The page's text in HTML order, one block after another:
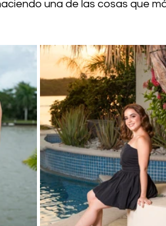
una de las cosas que